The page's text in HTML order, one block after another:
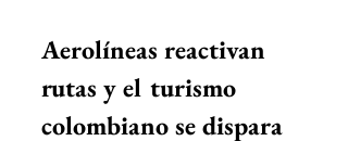
Aerolíneas reactivan
rutas y el turismo
colombiano se dispara